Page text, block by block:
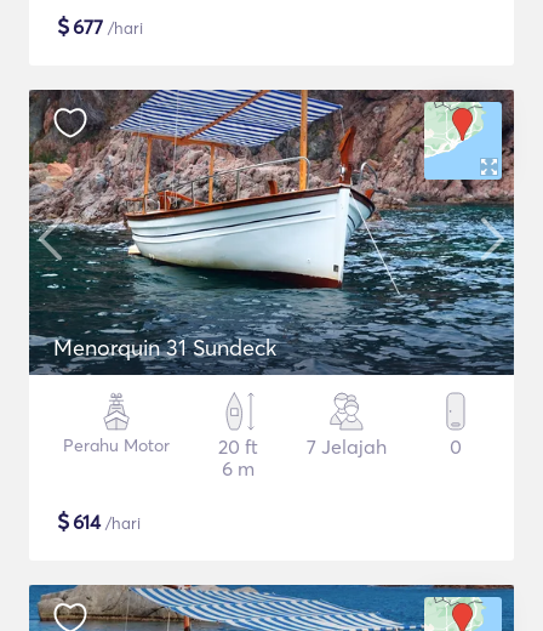
$677 /hari
Menorquin 31 Sundeck
Perahu Motor
20 ft
6 m
7 Jelajah 0
$614/hari